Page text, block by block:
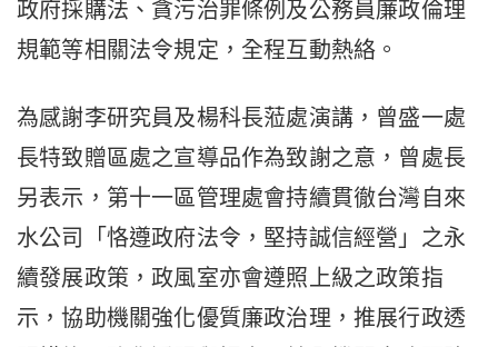
政府採購法、貪污治罪條例及公務員廉政倫理
規範等相關法令規定，全程互動熱絡。
為感謝李研究員及楊科長蒞處演講，曾盛一處
長特致贈區處之宣導品作為致謝之意，曾處長
另表示，第十一區管理處會持續貫徹台灣自來
水公司「恪遵政府法令，堅持誠信經營」之永
續發展政策，政風室亦會遵照上級之政策指
示，協助機關強化優質廉政治理，推展行政透